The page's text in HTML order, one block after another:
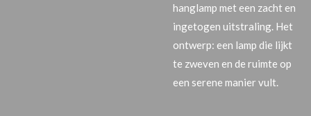
hanglamp met een zacht en
ingetogen uitstraling. Het
ontwerp: een lamp die lijkt
te zweven en de ruimte op
een serene manier vult.